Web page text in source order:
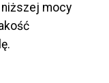
mocy